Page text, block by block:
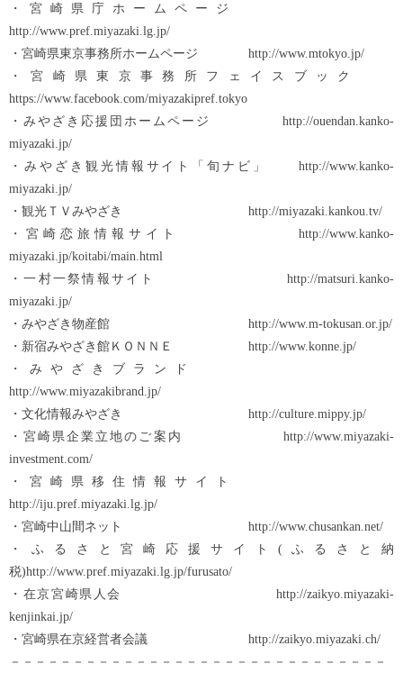
・宮崎県庁ホームページ
http://www.pref.miyazaki.lg.jp/
・宮崎県東京事務所ホームページ http://www.mtokyo.jp/
・宮崎県東京事務所フェイスブック
https://www.facebook.com/miyazakipref.tokyo
・みやざき応援団ホームページ http://ouendan.kanko-
miyazaki.jp/
・みやざき観光情報サイト「旬ナビ」 http://www.kanko-
miyazaki.jp/
・観光ＴＶみやざき http://miyazaki.kankou.tv/
・宮崎恋旅情報サイト http://www.kanko-
miyazaki.jp/koitabi/main.html
・一村一祭情報サイト http://matsuri.kanko-
miyazaki.jp/
・みやざき物産館 http://www.m-tokusan.or.jp/
・新宿みやざき館ＫＯＮＮＥ http://www.konne.jp/
・みやざきブランド
http://www.miyazakibrand.jp/
・文化情報みやざき http://culture.mippy.jp/
・宮崎県企業立地のご案内 http://www.miyazaki-
investment.com/
・宮崎県移住情報サイト
http://iju.pref.miyazaki.lg.jp/
・宮崎中山間ネット http://www.chusankan.net/
・ふるさと宮崎応援サイト(ふるさと納
税)http://www.pref.miyazaki.lg.jp/furusato/
・在京宮崎県人会 http://zaikyo.miyazaki-
kenjinkai.jp/
・宮崎県在京経営者会議 http://zaikyo.miyazaki.ch/
－－－－－－－－－－－－－－－－－－－－－－－－－－－－－－